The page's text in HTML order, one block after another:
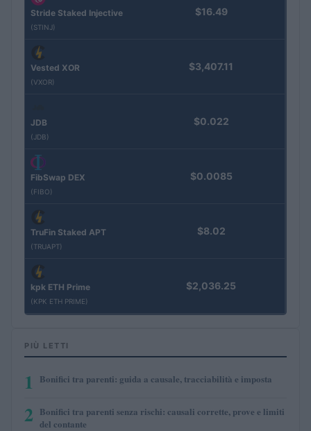
Stride Staked Injective
(STINJ)
$16.49
Vested XOR
(VXOR)
$3,407.11
JDB
(JDB)
$0.022
FibSwap DEX
(FIBO)
$0.0085
TruFin Staked APT
(TRUAPT)
$8.02
kpk ETH Prime
(KPK ETH PRIME)
$2,036.25
PIÙ LETTI
1 Bonifici tra parenti: guida a causale, tracciabilità e imposta
2 Bonifici tra parenti senza rischi: causali corrette, prove e limiti
del contante